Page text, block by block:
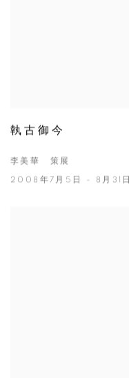
執古御今
李美華 策展
2008年7月5日 - 8月31日